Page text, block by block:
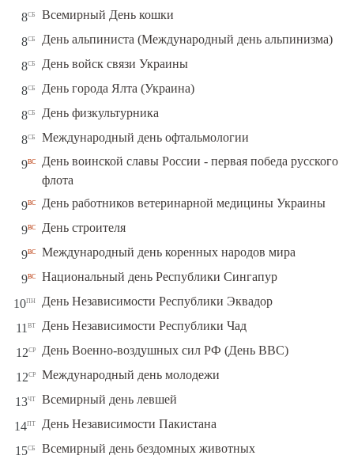
8сб Всемирный День кошки
8сб День альпиниста (Международный день альпинизма)
8сб День войск связи Украины
8сб День города Ялта (Украина)
8сб День физкультурника
8сб Международный день офтальмологии
9вс
День воинской славы России - первая победа русского
флота
9вс День работников ветеринарной медицины Украины
9вс День строителя
9вс Международный день коренных народов мира
9вс Национальный день Республики Сингапур
10пн День Независимости Республики Эквадор
11 вт День Независимости Республики Чад
12ср День Военно-воздушных сил РФ (День ВВС)
12ср Международный день молодежи
13чт Всемирный день левшей
14пт День Независимости Пакистана
15сб Всемирный день бездомных животных